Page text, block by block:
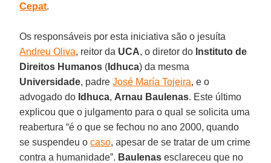
Cepat.
Os responsáveis por esta iniciativa são o jesuíta
Andreu Oliva, reitor da UCA, o diretor do Instituto de
Direitos Humanos ( Idhuca) da mesma
Universidade, padreJosé María Tojeira, e o
advogado do Idhuca, Arnau Baulenas. Este último
explicou que o julgamento para o qual se solicita uma
reabertura “é o que se fechou no ano 2000, quando
se suspendeu ocaso, apesar de se tratar de um crime
contra a humanidade”. Baulenas esclareceu que no